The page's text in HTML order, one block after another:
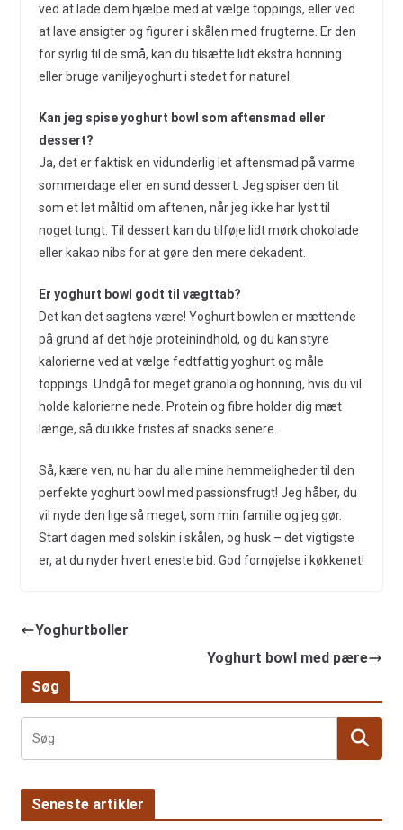
ved at lade dem hjælpe med at vælge toppings, eller ved
at lave ansigter og figurer i skålen med frugterne. Er den
for syrlig til de små, kan du tilsætte lidt ekstra honning
eller bruge vaniljeyoghurt i stedet for naturel.
Kan jeg spise yoghurt bowl som aftensmad eller
dessert?
Ja, det er faktisk en vidunderlig let aftensmad på varme
sommerdage eller en sund dessert. Jeg spiser den tit
som et let måltid om aftenen, når jeg ikke har lyst til
noget tungt. Til dessert kan du tilføje lidt mørk chokolade
eller kakao nibs for at gøre den mere dekadent.
Er yoghurt bowl godt til vægttab?
Det kan det sagtens være! Yoghurt bowlen er mættende
på grund af det høje proteinindhold, og du kan styre
kalorierne ved at vælge fedtfattig yoghurt og måle
toppings. Undgå for meget granola og honning, hvis du vil
holde kalorierne nede. Protein og fibre holder dig mæt
længe, så du ikke fristes af snacks senere.
Så, kære ven, nu har du alle mine hemmeligheder til den
perfekte yoghurt bowl med passionsfrugt! Jeg håber, du
vil nyde den lige så meget, som min familie og jeg gør.
Start dagen med solskin i skålen, og husk – det vigtigste
er, at du nyder hvert eneste bid. God fornøjelse i køkkenet!
Yoghurtboller
Yoghurt bowl med pære
Søg
Seneste artikler